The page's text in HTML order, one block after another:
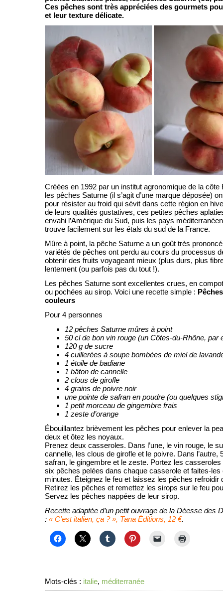
Ces pêches sont très appréciées des gourmets
et leur texture délicate.
Créées en 1992 par un institut agronomique de la
les pêches Saturne (il s’agit d’une marque déposée)
pour résister au froid qui sévit dans cette région en
de leurs qualités gustatives, ces petites pêches
envahi l’Amérique du Sud, puis les pays
trouve facilement sur les étals du sud de la France.
Mûre à point, la pêche Saturne a un goût très
variétés de pêches ont perdu au cours du processus
obtenir des fruits voyageant mieux (plus durs, plus
lentement (ou parfois pas du tout !).
Les pêches Saturne sont excellentes crues, en
ou pochées au sirop. Voici une recette simple :
couleurs
Pour 4 personnes
12 pêches Saturne mûres à point
50 cl de bon vin rouge (un Côtes-du-Rhône, par
120 g de sucre
4 cuillerées à soupe bombées de miel de
1 étoile de badiane
1 bâton de cannelle
2 clous de girofle
4 grains de poivre noir
une pointe de safran en poudre (ou quelques
1 petit morceau de gingembre frais
1 zeste d’orange
Ébouillantez brièvement les pêches pour enlever la
deux et ôtez les noyaux.
Prenez deux casseroles. Dans l’une, le vin rouge, le
cannelle, les clous de girofle et le poivre. Dans l’autre,
safran, le gingembre et le zeste. Portez les
six pêches pelées dans chaque casserole et faites-
minutes. Éteignez le feu et laissez les pêches refroidir
Retirez les pêches et remettez les sirops sur le feu
Servez les pêches nappées de leur sirop.
Recette adaptée d’un petit ouvrage de la Déesse des
: « C’est italien, ça ? », Tana Éditions, 12 €.
Mots-clés : italie, méditerranée